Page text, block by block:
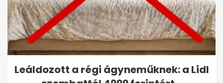
Leáldozott a régi ágyneműknek: a Lidl